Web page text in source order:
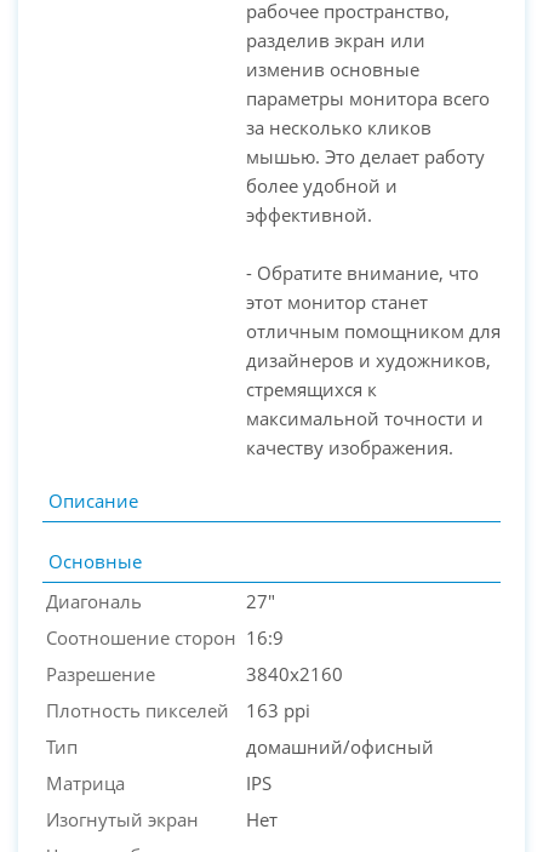
рабочее пространство,
разделив экран или
изменив основные
параметры монитора всего
за несколько кликов
мышью. Это делает работу
более удобной и
эффективной.
- Обратите внимание, что
этот монитор станет
отличным помощником для
дизайнеров и художников,
стремящихся к
максимальной точности и
качеству изображения.
Описание
Основные
Диагональ
27"
Соотношение сторон 16:9
Разрешение
3840x2160
Плотность пикселей
163 ppi
Тип
домашний/офисный
Матрица
IPS
Изогнутый экран
Нет